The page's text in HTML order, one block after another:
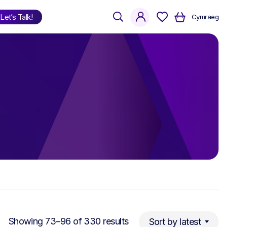
Welsh
Let’s Talk! Cymraeg
searchaccount
Showing 73–96 of 330 resultsSortedSort by latest